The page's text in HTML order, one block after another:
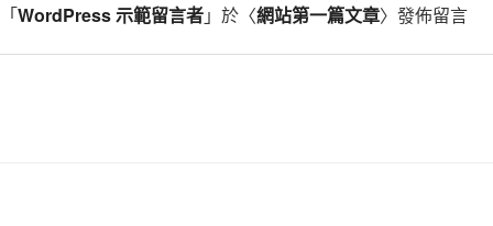
「WordPress 示範留言者」於〈網站第一篇文章〉發佈留言